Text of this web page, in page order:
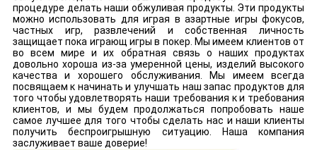
процедуре делать наши обжуливая продукты. Эти продукты
можно использовать для играя в азартные игры фокусов,
частных игр, развлечений и собственная личность
защищает пока играющ игры в покер. Мы имеем клиентов от
во всем мире и их обратная связь о наших продуктах
довольно хороша из-за умеренной цены, изделий высокого
качества и хорошего обслуживания. Мы имеем всегда
посвящаем к начинать и улучшать наш запас продуктов для
того чтобы удовлетворять наши требования к и требования
клиентов, и мы будем продолжаться попробовать наше
самое лучшее для того чтобы сделать нас и наши клиенты
получить беспроигрышную ситуацию. Наша компания
заслуживает ваше доверие!